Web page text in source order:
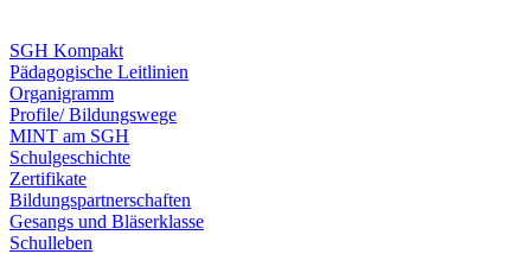
SGH Kompakt
Pädagogische Leitlinien
Organigramm
Profile/ Bildungswege
MINT am SGH
Schulgeschichte
Zertifikate
Bildungspartnerschaften
Gesangs und Bläserklasse
Schulleben